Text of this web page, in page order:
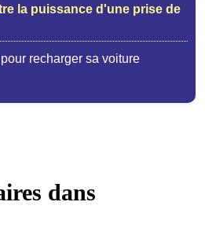
la puissance d'une prise de
recharger sa voiture
dans